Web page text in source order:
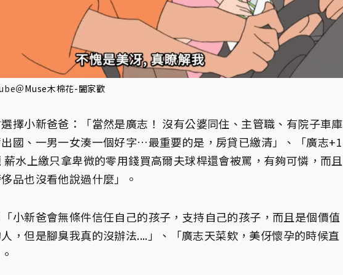
＠Muse木棉花-闔家歡
擇小新爸爸：「當然是廣志！ 沒有公婆同住、主管職、有院子車庫
國、一男一女湊一個好字…最重要的是，房貸已繳清」、「廣志+1
薪水上繳只拿卑微的零用錢買高爾夫球桿還會被罵，有夠可憐，而且
品也沒看他說過什麼」。
小新爸會無條件信任自己的孩子，支持自己的孩子，而且是個價值
，但是腳臭我真的沒辦法....」、「廣志天菜欸，美伢懷孕的時候直